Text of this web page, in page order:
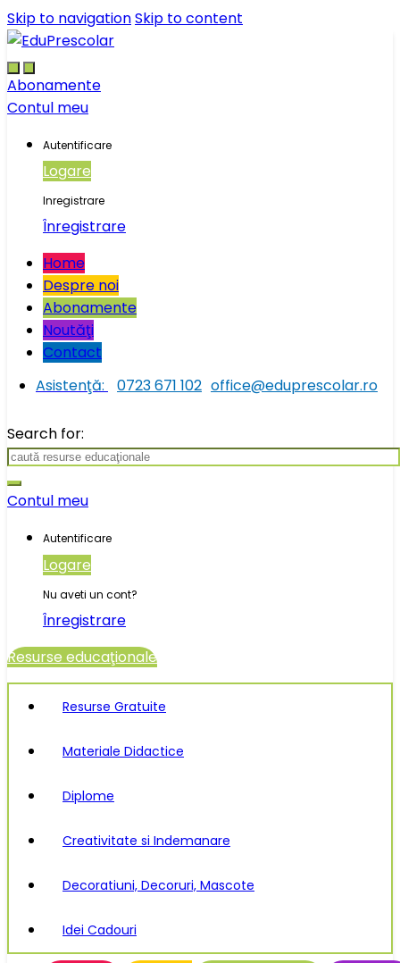
Skip to navigationSkip to content
Abonamente
Contul meu
Autentificare
Logare
Inregistrare
Înregistrare
Home
Despre noi
Abonamente
Noutăţi
Contact
Asistenţă:
0723 671 102 office@eduprescolar.ro
Search for:
Contul meu
Autentificare
Logare
Nu aveti un cont?
Înregistrare
Resurse educaţionale
Resurse Gratuite
Materiale Didactice
Diplome
Creativitate si Indemanare
Decoratiuni, Decoruri, Mascote
Idei Cadouri